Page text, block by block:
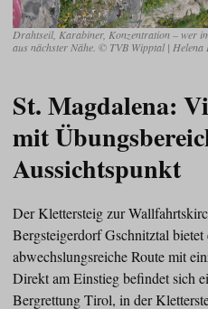
Drahtseil, Karabiner, Konzentration – wer
aus nächster Nähe. © TVB Wipptal | Helena
St. Magdalena:
mit
Aussichtspunkt
Der Klettersteig zur
Bergsteigerdorf Gschnitztal
abwechslungsreiche Route mit
Direkt am Einstieg befindet sich
Bergrettung Tirol, in der